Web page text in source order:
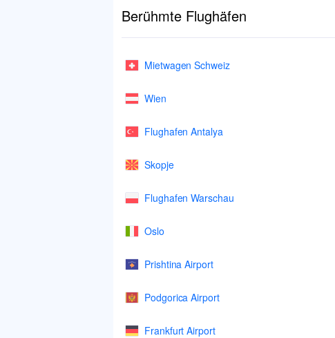
Berühmte Flughäfen
Mietwagen Schweiz
Wien
Flughafen Antalya
Skopje
Flughafen Warschau
Oslo
Prishtina Airport
Podgorica Airport
Frankfurt Airport